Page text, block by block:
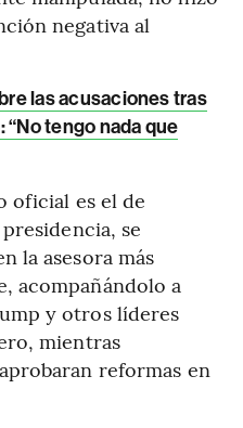
negativa al
las acusaciones tras
tengo nada que
oficial es el de
se
la asesora más
acompañándolo a
y otros líderes
mientras
reformas en